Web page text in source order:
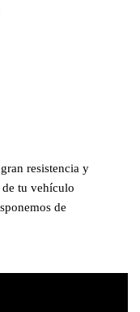
resistencia y
tu vehículo
de